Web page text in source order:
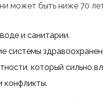
может быть ниже 70
и санитарии.
системы
который сильно
конфликты.